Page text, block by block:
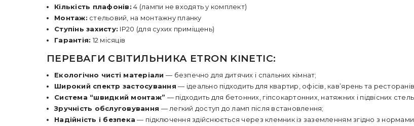
Кількість плафонів: 4 (лампи не входять у комплект)
Монтаж: стельовий, на монтажну планку
Ступінь захисту: IP20 (для сухих приміщень)
Гарантія: 12 місяців
ПЕРЕВАГИ СВІТИЛЬНИКА ETRON KINETIC:
Екологічно чисті матеріали — безпечно для дитячих і спальних кімнат;
Широкий спектр застосування — ідеально підходить для квартир, офісів, кав’ярень та
Система “швидкий монтаж” — підходить для бетонних, гіпсокартонних, натяжних і підвісних
Зручність обслуговування — легкий доступ до ламп після встановлення;
Надійність і безпека — підключення здійснюється через клемник із заземленням згідно з